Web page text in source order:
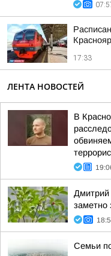
17:33
ЛЕНТА НОВОСТЕЙ
В
Дмитрий
заметно
Семьи